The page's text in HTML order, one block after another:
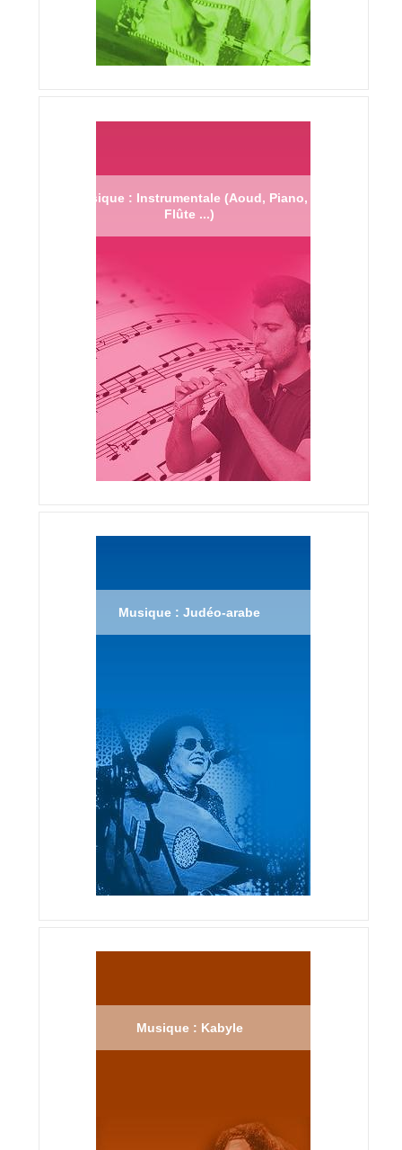
Musique : Instrumentale (Aoud, Piano,
Flûte ...)
Musique : Judéo-arabe
Musique : Kabyle